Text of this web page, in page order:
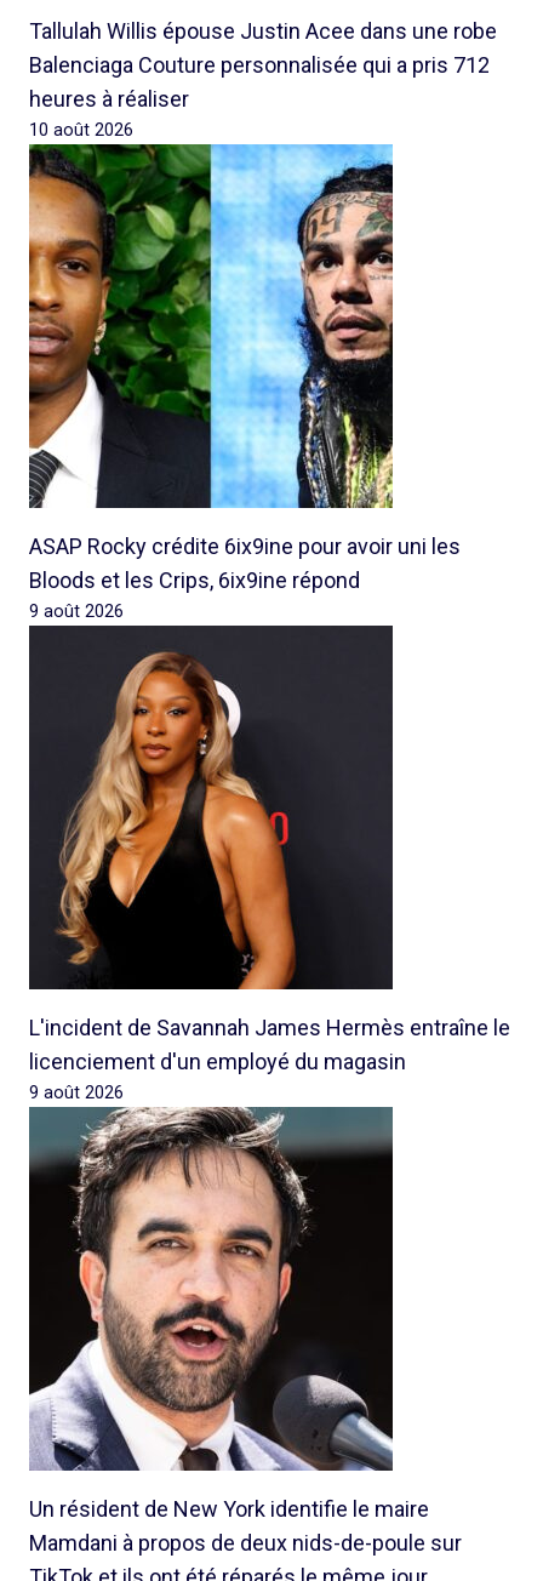
Tallulah Willis épouse Justin Acee dans une robe
Balenciaga Couture personnalisée qui a pris 712
heures à réaliser
10 août 2026
ASAP Rocky crédite 6ix9ine pour avoir uni les
Bloods et les Crips, 6ix9ine répond
9 août 2026
L'incident de Savannah James Hermès entraîne le
licenciement d'un employé du magasin
9 août 2026
Un résident de New York identifie le maire
Mamdani à propos de deux nids-de-poule sur